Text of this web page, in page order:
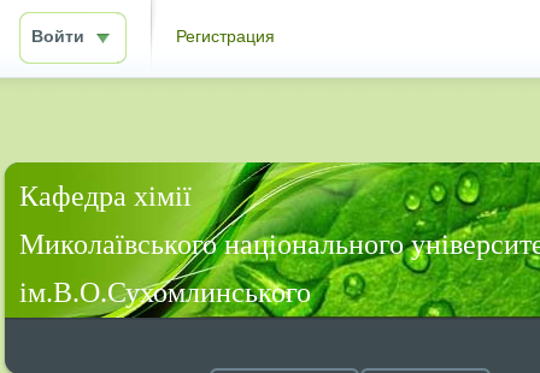
Войти Регистрация
Кафедра хімії
Миколаївського національного
ім.В.О.Сухомлинського